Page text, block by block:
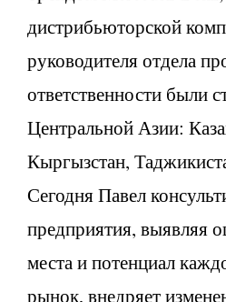
дистрибьюторской
руководителя отдела
ответственности были
Центральной Азии:
Кыргызстан,
Сегодня Павел
предприятия, выявляя
места и потенциал
рынок, внедряет